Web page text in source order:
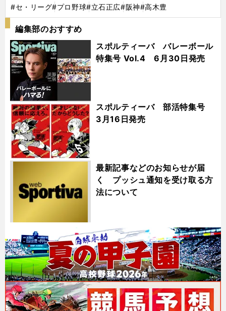
#セ・リーグ#プロ野球#立石正広#阪神#高木豊
編集部のおすすめ
スポルティーバ バレーボール
特集号 Vol.4 6月30日発売
スポルティーバ 部活特集号
3月16日発売
最新記事などのお知らせが届
く プッシュ通知を受け取る方
法について